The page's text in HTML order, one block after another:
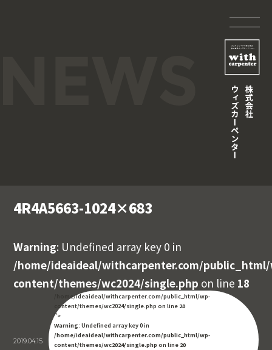
4R4A5663-1024×683
Warning: Undefined array key 0 in
/home/ideaideal/withcarpenter.com/
content/themes/wc2024/single.php on line 18
2019.04.15
/home/ideaideal/withcarpenter.com/public_html/wp-
content/themes/wc2024/single.php on line 20
">
Warning: Undefined array key 0 in
/home/ideaideal/withcarpenter.com/public_html/wp-
content/themes/wc2024/single.php on line 20